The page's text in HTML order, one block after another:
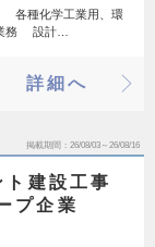
各種化学工業用、環
務 設計…
詳細へ
掲載期間 26/08/03～26/08/16
建設工事
プ企業